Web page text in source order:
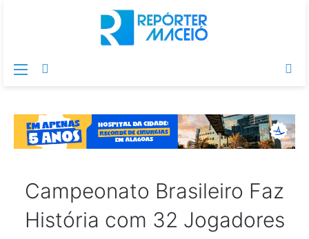
Menu
Campeonato Brasileiro Faz
História com 32 Jogadores